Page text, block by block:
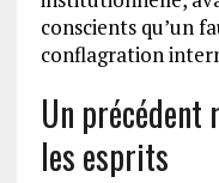
conscients qu’un
conflagration
Un précédent
les esprits